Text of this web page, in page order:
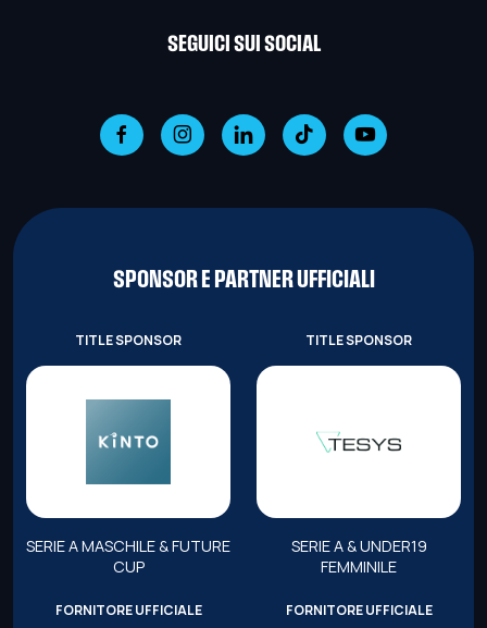
SEGUICI SUI SOCIAL
SPONSOR E PARTNER UFFICIALI
TITLE SPONSOR
SERIE A MASCHILE & FUTURE
CUP
TITLE SPONSOR
SERIE A & UNDER19
FEMMINILE
FORNITORE UFFICIALE FORNITORE UFFICIALE